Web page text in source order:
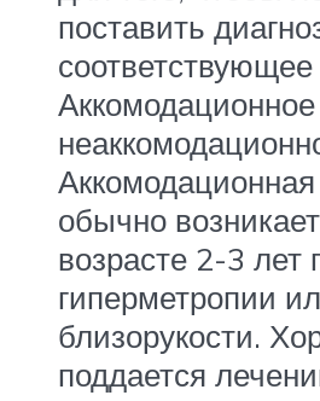
поставить
обычно
возрасте 2-3 лет
гиперметропии
близорукости.
поддается